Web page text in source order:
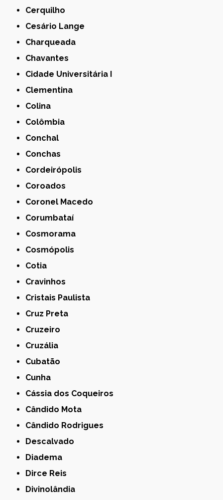
Cerquilho
Cesário Lange
Charqueada
Chavantes
Cidade Universitária I
Clementina
Colina
Colômbia
Conchal
Conchas
Cordeirópolis
Coroados
Coronel Macedo
Corumbataí
Cosmorama
Cosmópolis
Cotia
Cravinhos
Cristais Paulista
Cruz Preta
Cruzeiro
Cruzália
Cubatão
Cunha
Cássia dos Coqueiros
Cândido Mota
Cândido Rodrigues
Descalvado
Diadema
Dirce Reis
Divinolândia